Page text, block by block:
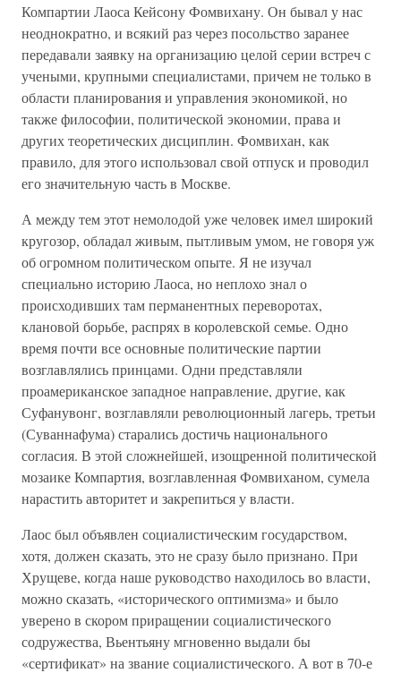
Компартии Лаоса Кейсону Фомвихану. Он бывал у нас
неоднократно, и всякий раз через посольство заранее
передавали заявку на организацию целой серии встреч с
учеными, крупными специалистами, причем не только в
области планирования и управления экономикой, но
также философии, политической экономии, права и
других теоретических дисциплин. Фомвихан, как
правило, для этого использовал свой отпуск и проводил
его значительную часть в Москве.
А между тем этот немолодой уже человек имел широкий
кругозор, обладал живым, пытливым умом, не говоря уж
об огромном политическом опыте. Я не изучал
специально историю Лаоса, но неплохо знал о
происходивших там перманентных переворотах,
клановой борьбе, распрях в королевской семье. Одно
время почти все основные политические партии
возглавлялись принцами. Одни представляли
проамериканское западное направление, другие, как
Суфанувонг, возглавляли революционный лагерь, третьи
(Суваннафума) старались достичь национального
согласия. В этой сложнейшей, изощренной политической
мозаике Компартия, возглавленная Фомвиханом, сумела
нарастить авторитет и закрепиться у власти.
Лаос был объявлен социалистическим государством,
хотя, должен сказать, это не сразу было признано. При
Хрущеве, когда наше руководство находилось во власти,
можно сказать, «исторического оптимизма» и было
уверено в скором приращении социалистического
содружества, Вьентьяну мгновенно выдали бы
«сертификат» на звание социалистического. А вот в 70-е